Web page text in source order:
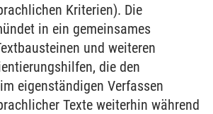
Kriterien). Die
in ein gemeinsames
und weiteren
die den
eigenständigen Verfassen
Texte weiterhin während